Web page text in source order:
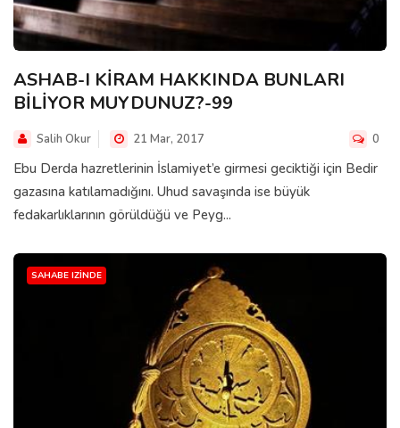
ASHAB-I KİRAM HAKKINDA BUNLARI
BİLİYOR MUYDUNUZ?-99
Salih Okur 21 Mar, 2017 0
Ebu Derda hazretlerinin İslamiyet’e girmesi geciktiği için Bedir
gazasına katılamadığını. Uhud savaşında ise büyük
fedakarlıklarının görüldüğü ve Peyg...
SAHABE IZINDE